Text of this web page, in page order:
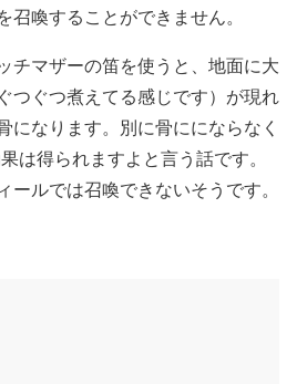
召喚することができません。
チマザーの笛を使うと、地面に大
つぐつ煮えてる感じです）が現れ
になります。別に骨ににならなく
は得られますよと言う話です。
ールでは召喚できないそうです。